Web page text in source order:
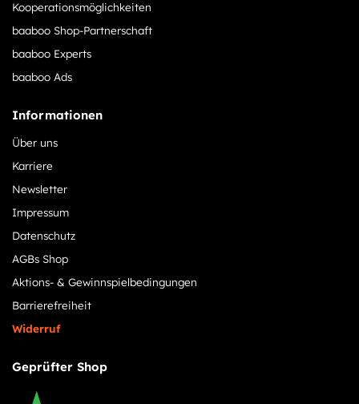
Kooperationsmöglichkeiten
baaboo Shop-Partnerschaft
baaboo Experts
baaboo Ads
Informationen
Über uns
Karriere
Newsletter
Impressum
Datenschutz
AGBs Shop
Aktions- & Gewinnspielbedingungen
Barrierefreiheit
Widerruf
Geprüfter Shop